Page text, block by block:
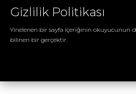
Gizlilik Politikası
Yinelenen bir sayfa içeriğinin okuyucunun
bilinen bir gerçektir.